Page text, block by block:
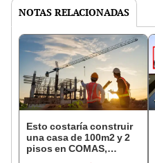
NOTAS RELACIONADAS
Esto costaría construir
una casa de 100m2 y 2
pisos en COMAS,